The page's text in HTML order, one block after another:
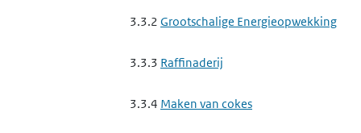
3.3.2 Grootschalige Energieopwekking
3.3.3 Raffinaderij
3.3.4 Maken van cokes